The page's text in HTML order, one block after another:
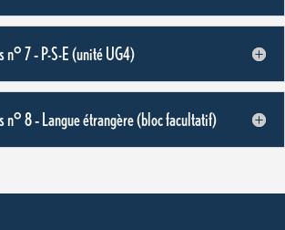
n° 7 – P-S-E (unité UG4)
n° 8 – Langue étrangère (bloc facultatif)